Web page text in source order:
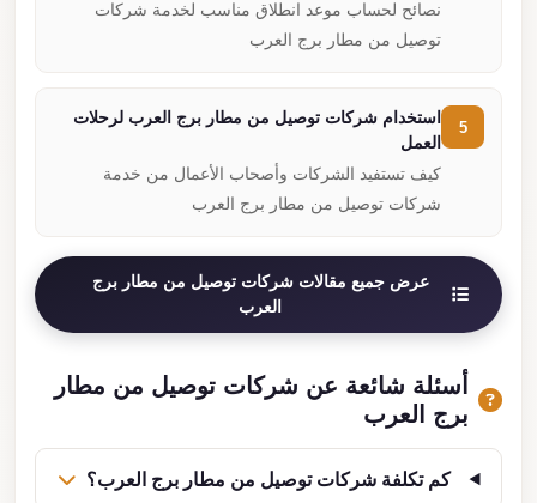
نصائح لحساب موعد انطلاق مناسب لخدمة شركات
توصيل من مطار برج العرب
استخدام شركات توصيل من مطار برج العرب لرحلات
العمل
كيف تستفيد الشركات وأصحاب الأعمال من خدمة
شركات توصيل من مطار برج العرب
عرض جميع مقالات شركات توصيل من مطار برج
العرب
أسئلة شائعة عن شركات توصيل من مطار
برج العرب
كم تكلفة شركات توصيل من مطار برج العرب؟